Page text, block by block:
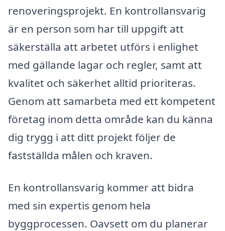
renoveringsprojekt. En kontrollansvarig
är en person som har till uppgift att
säkerställa att arbetet utförs i enlighet
med gällande lagar och regler, samt att
kvalitet och säkerhet alltid prioriteras.
Genom att samarbeta med ett kompetent
företag inom detta område kan du känna
dig trygg i att ditt projekt följer de
fastställda målen och kraven.
En kontrollansvarig kommer att bidra
med sin expertis genom hela
byggprocessen. Oavsett om du planerar